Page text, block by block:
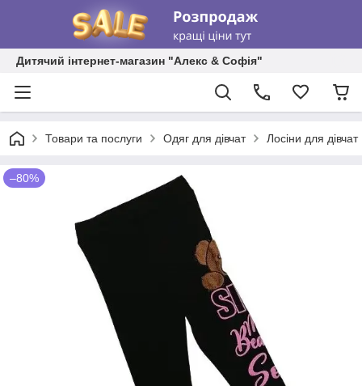
Дитячий інтернет-магазин "Алекс & Софія"
Товари та послуги Одяг для дівчат Лосіни для дівчат
–80%